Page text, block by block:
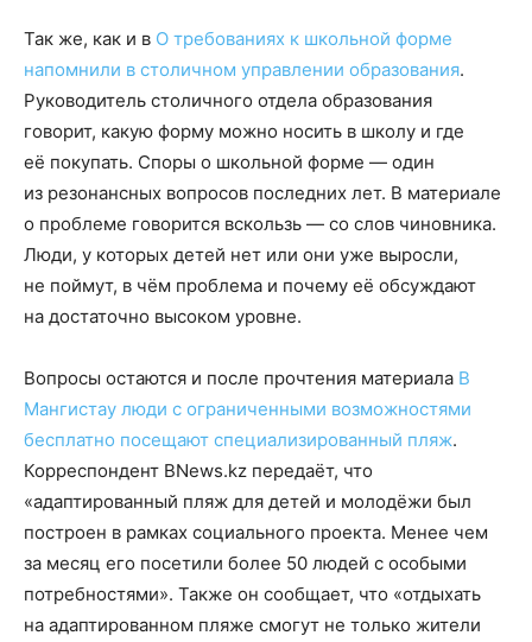
Так же, как и в О требованиях к школьной форме
напомнили в столичном управлении образования.
Руководитель столичного отдела образования
говорит, какую форму можно носить в школу и где
её покупать. Споры о школьной форме — один
из резонансных вопросов последних лет. В материале
о проблеме говорится вскользь — со слов чиновника.
Люди, у которых детей нет или они уже выросли,
не поймут, в чём проблема и почему её обсуждают
на достаточно высоком уровне.
Вопросы остаются и после прочтения материала В
Мангистау люди с ограниченными возможностями
бесплатно посещают специализированный пляж.
Корреспондент BNews.kz передаёт, что
«адаптированный пляж для детей и молодёжи был
построен в рамках социального проекта. Менее чем
за месяц его посетили более 50 людей с особыми
потребностями». Также он сообщает, что «отдыхать
на адаптированном пляже смогут не только жители